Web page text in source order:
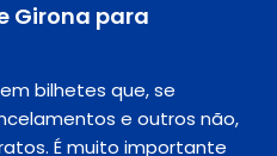
Girona para
bilhetes que, se
e outros não,
É muito importante